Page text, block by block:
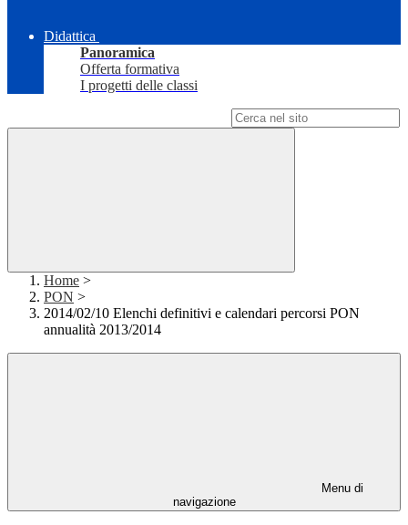
Didattica
Panoramica
Offerta formativa
I progetti delle classi
Home >
PON >
2014/02/10 Elenchi definitivi e calendari percorsi PON
annualità 2013/2014
Menu di
navigazione